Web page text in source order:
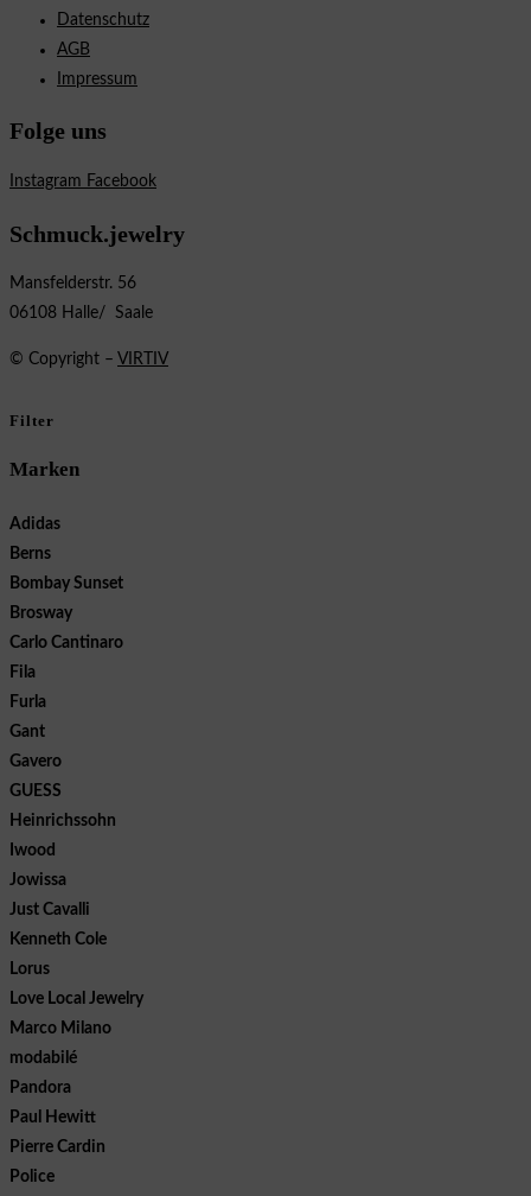
Datenschutz
AGB
Impressum
Folge uns
Instagram Facebook
Schmuck.jewelry
Mansfelderstr. 56
06108 Halle/ Saale
© Copyright – VIRTIV
Filter
Marken
Adidas
Berns
Bombay Sunset
Brosway
Carlo Cantinaro
Fila
Furla
Gant
Gavero
GUESS
Heinrichssohn
Iwood
Jowissa
Just Cavalli
Kenneth Cole
Lorus
Love Local Jewelry
Marco Milano
modabilé
Pandora
Paul Hewitt
Pierre Cardin
Police